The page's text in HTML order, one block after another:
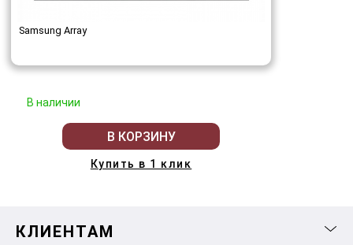
Samsung Array
В наличии
В КОРЗИНУ
Купить в 1 клик
КЛИЕНТАМ